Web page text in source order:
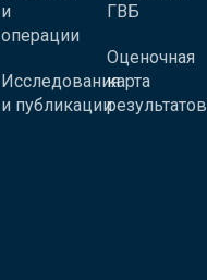
и
операции
Исследования
и публикации
ГВБ
Оценочная
карта
результатов